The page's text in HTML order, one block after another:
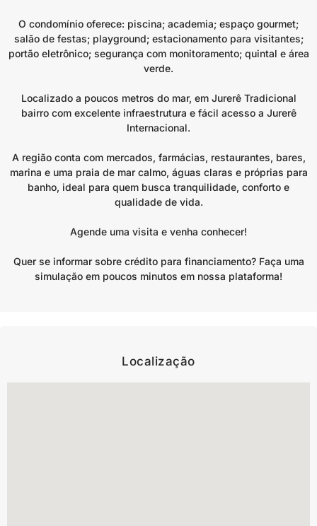
O condomínio oferece: piscina; academia; espaço gourmet;
salão de festas; playground; estacionamento para visitantes;
portão eletrônico; segurança com monitoramento; quintal e área
verde.
Localizado a poucos metros do mar, em Jurerê Tradicional
bairro com excelente infraestrutura e fácil acesso a Jurerê
Internacional.
A região conta com mercados, farmácias, restaurantes, bares,
marina e uma praia de mar calmo, águas claras e próprias para
banho, ideal para quem busca tranquilidade, conforto e
qualidade de vida.
Agende uma visita e venha conhecer!
Quer se informar sobre crédito para financiamento? Faça uma
simulação em poucos minutos em nossa plataforma!
Localização